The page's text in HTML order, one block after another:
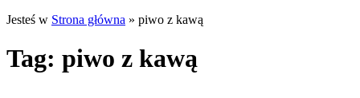
Jesteś w Strona główna » piwo z kawą
Tag: piwo z kawą